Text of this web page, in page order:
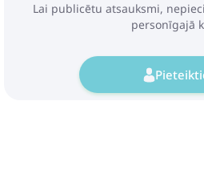
Lai publicētu atsauksmi,
personīgajā